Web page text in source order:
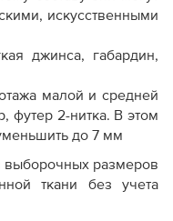
искусственными
джинса, габардин,
малой и средней
футер 2-нитка. В этом
до 7 мм
выборочных размеров
ткани без учета